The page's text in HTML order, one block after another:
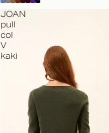
JOAN
pull
col
V
kaki